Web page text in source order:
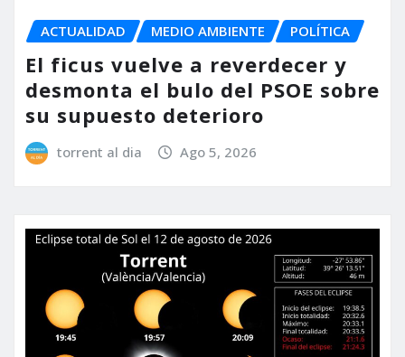
ACTUALIDAD MEDIO AMBIENTE POLÍTICA
El ficus vuelve a reverdecer y
desmonta el bulo del PSOE sobre
su supuesto deterioro
torrent al dia Ago 5, 2026